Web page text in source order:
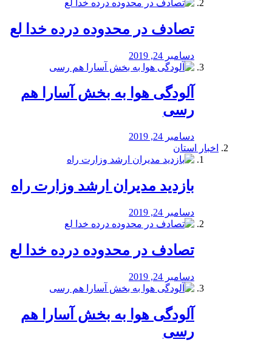
تصادف در محدوده درده خدا لع
دسامبر 24, 2019
آلودگی هوا به بخش آسارا هم
رسی
دسامبر 24, 2019
اخبار استان
بازدید مدیران ارشد وزارت راه
دسامبر 24, 2019
تصادف در محدوده درده خدا لع
دسامبر 24, 2019
آلودگی هوا به بخش آسارا هم
رسی